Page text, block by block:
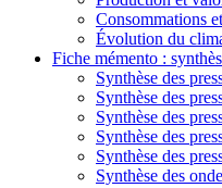
Consommations
Évolution du
Fiche mémento :
Synthèse des
Synthèse des
Synthèse des
Synthèse des
Synthèse des
Synthèse des